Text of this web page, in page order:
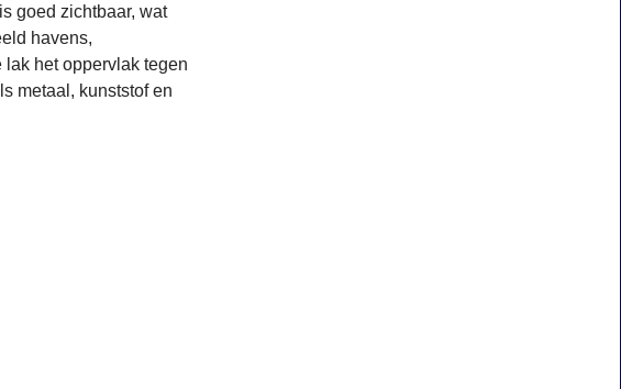
goed zichtbaar, wat
havens,
het oppervlak tegen
metaal, kunststof en